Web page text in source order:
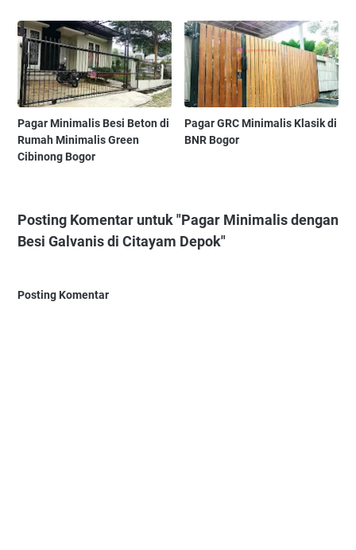
Pagar Minimalis Besi Beton di
Rumah Minimalis Green
Cibinong Bogor
Pagar GRC Minimalis Klasik di
BNR Bogor
Posting Komentar untuk "Pagar Minimalis dengan
Besi Galvanis di Citayam Depok"
Posting Komentar